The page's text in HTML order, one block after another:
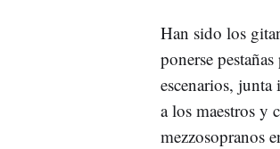
Han sido los
ponerse
escenarios, junta
a los maestros y
mezzosopranos